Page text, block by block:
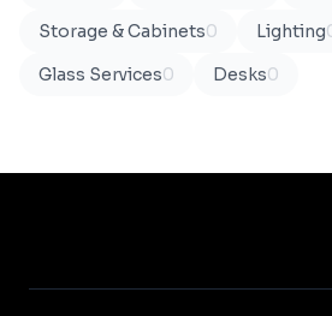
Storage & Cabinets0 Lighting
Glass Services0 Desks0